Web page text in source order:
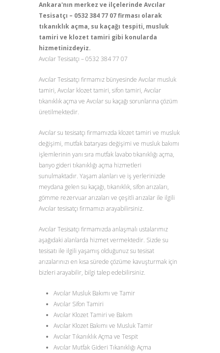
Ankara'nın merkez ve ilçelerinde Avcılar
Tesisatçı – 0532 384 77 07 firması olarak
tıkanıklık açma, su kaçağı tespiti, musluk
tamiri ve klozet tamiri gibi konularda
hizmetinizdeyiz.
Avcılar Tesisatçı – 0532 384 77 07
Avcılar Tesisatçı firmamız bünyesinde Avcılar musluk
tamiri, Avcılar klozet tamiri, sifon tamiri, Avcılar
tıkanıklık açma ve Avcılar su kaçağı sorunlarına çözüm
üretilmektedir.
Avcılar su tesisatçı firmamızda klozet tamiri ve musluk
değişimi, mutfak bataryası değişimi ve musluk bakımı
işlemlerinin yanı sıra mutfak lavabo tıkanıklığı açma,
banyo gideri tıkanıklığı açma hizmetleri
sunulmaktadır. Yaşam alanları ve iş yerlerinizde
meydana gelen su kaçağı, tıkanıklık, sifon arızaları,
gömme rezervuar arızaları ve çeşitli arızalar ile ilgili
Avcılar tesisatçı firmamızı arayabilirsiniz.
Avcılar Tesisatçı firmamızda anlaşmalı ustalarımız
aşağıdaki alanlarda hizmet vermektedir. Sizde su
tesisatı ile ilgili yaşamış olduğunuz su tesisat
arızalarınızı en kısa sürede çözüme kavuşturmak için
bizleri arayabilir, bilgi talep edebilirsiniz.
Avcılar Musluk Bakımı ve Tamir
Avcılar Sifon Tamiri
Avcılar Klozet Tamiri ve Bakım
Avcılar Klozet Bakımı ve Musluk Tamir
Avcılar Tıkanıklık Açma ve Tespit
Avcılar Mutfak Gideri Tıkanıklığı Açma